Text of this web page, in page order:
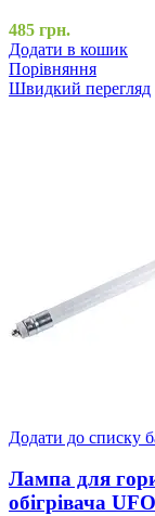
485 грн.
Додати в кошик
Порівняння
Швидкий перегляд
Додати до списку
Лампа для
обігрівача